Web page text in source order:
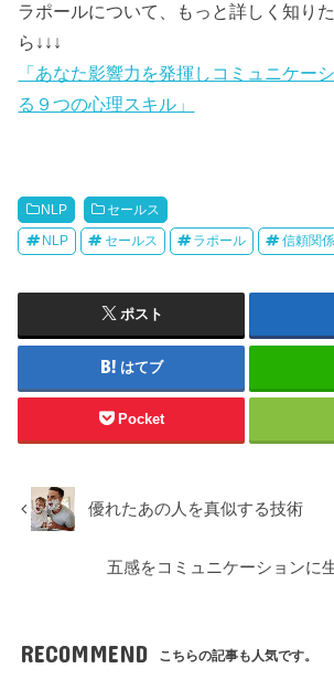
ラポールについて、もっと詳しく知り
ら↓↓↓
「あなた影響力を発揮しコミュニケー
る９つの心理スキル」
NLP セールス
NLP セールス ラポール 信頼関係
ポスト
はてブ
Pocket
優れたあの人を真似する技術
五感をコミュニケーションに
RECOMMEND こちらの記事も人気です。